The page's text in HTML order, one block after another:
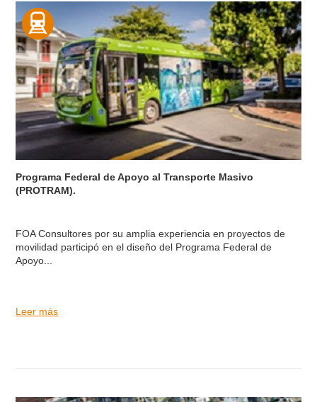
Programa Federal de Apoyo al Transporte Masivo
(PROTRAM).
FOA Consultores por su amplia experiencia en proyectos de
movilidad participó en el diseño del Programa Federal de
Apoyo...
Leer más